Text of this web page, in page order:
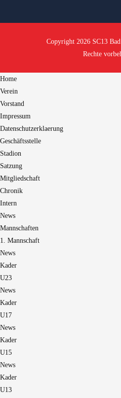
Copyright 2026 SC13
Rechte
Home
Verein
Vorstand
Impressum
Datenschutzerklaerung
Geschäftsstelle
Stadion
Satzung
Mitgliedschaft
Chronik
Intern
News
Mannschaften
1. Mannschaft
News
Kader
U23
News
Kader
U17
News
Kader
U15
News
Kader
U13